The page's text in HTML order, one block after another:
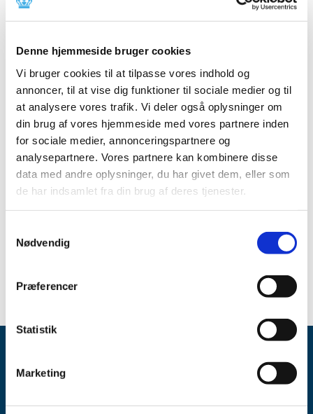
Denne hjemmeside bruger cookies
Vi bruger cookies til at tilpasse vores indhold og
annoncer, til at vise dig funktioner til sociale medier og til
at analysere vores trafik. Vi deler også oplysninger om
din brug af vores hjemmeside med vores partnere inden
for sociale medier, annonceringspartnere og
analysepartnere. Vores partnere kan kombinere disse
data med andre oplysninger, du har givet dem, eller som
de har indsamlet fra din brug af deres tjenester.
Nødvendig
Præferencer
Statistik
Marketing
Der er aktuelle problemer med forsyningen af Alitretinoin
Produkt:Alitretinoin "Orifarm" 30 mg kapsler, bløde
Aktivt stof:Alitretinoin
ATC-kode:D11AH04
Forventet periode: Start oktober 2022 - ukendt
Årsag:Kvalitetsproblemer
Virksomhed:Orifarm Generics A/S
Gå til Lægemiddelstyrelsens
Meddelelser om forsyning